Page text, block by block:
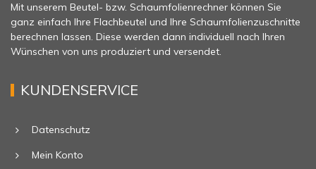
Mit unserem Beutel- bzw. Schaumfolienrechner können Sie
ganz einfach Ihre Flachbeutel und Ihre Schaumfolienzuschnitte
berechnen lassen. Diese werden dann individuell nach Ihren
Wünschen von uns produziert und versendet.
KUNDENSERVICE
Datenschutz
Mein Konto